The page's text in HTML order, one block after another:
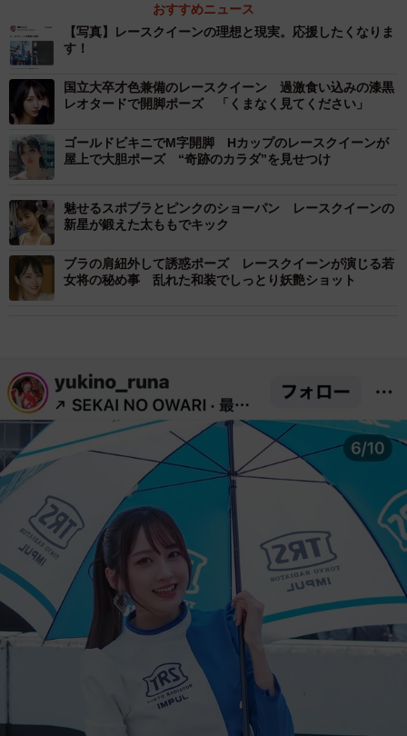
おすすめニュース
【写真】レースクイーンの理想と現実。応援したくなりま
す！
国立大卒才色兼備のレースクイーン 過激食い込みの漆黒
レオタードで開脚ポーズ 「くまなく見てください」
ゴールドビキニでM字開脚 Hカップのレースクイーンが
屋上で大胆ポーズ “奇跡のカラダ”を見せつけ
魅せるスポブラとピンクのショーパン レースクイーンの
新星が鍛えた太ももでキック
ブラの肩紐外して誘惑ポーズ レースクイーンが演じる若
女将の秘め事 乱れた和装でしっとり妖艶ショット